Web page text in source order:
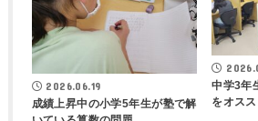
2026.06.19
成績上昇中の小学5年生が塾で解
中学3年
をオス